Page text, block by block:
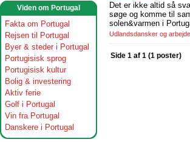
Viden om Portugal
Fakta om Portugal
Rejsen til Portugal
Byer & steder i Portugal
Portugisisk sprog
Portugisisk kultur
Bolig & investering
Aktiv ferie
Golf i Portugal
Vin fra Portugal
Danskere i Portugal
Det er ikke altid så
søge og komme til
solen&varmen i
Udlandsdansker og
Side 1 af 1 (1 poster)